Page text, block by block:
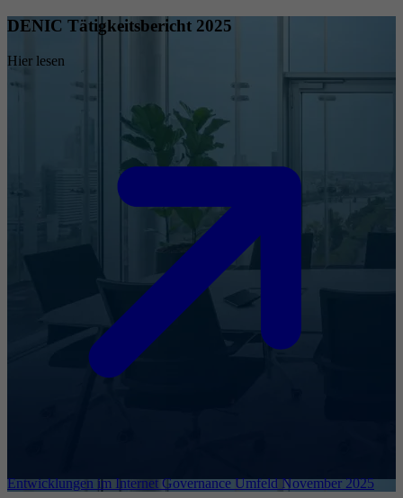
DENIC Tätigkeitsbericht 2025
Hier lesen
Entwicklungen im Internet Governance Umfeld November 2025